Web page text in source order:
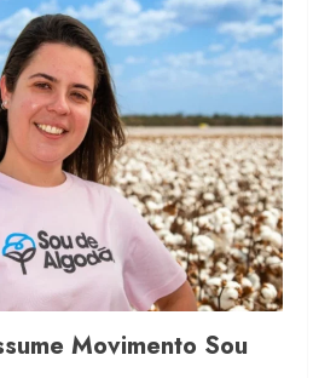
Movimento Sou